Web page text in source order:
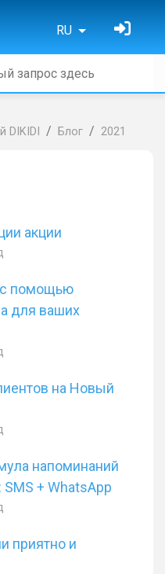
RU
DIKIDI Блог 2021
акции
с помощью
для ваших
на Новый
напоминаний
SMS + WhatsApp
приятно и